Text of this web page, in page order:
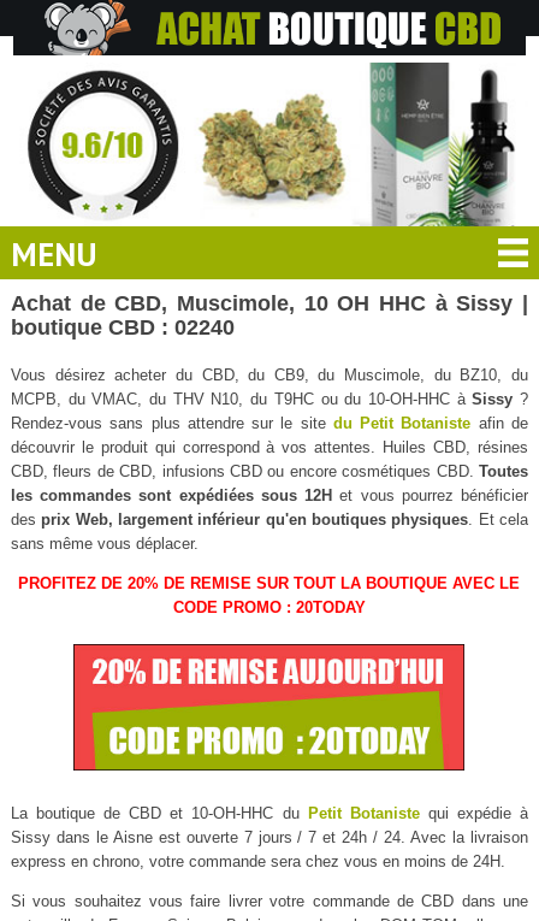
MENU
Achat de CBD, Muscimole, 10 OH HHC à Sissy |
boutique CBD : 02240
Vous désirez acheter du CBD, du CB9, du Muscimole, du BZ10, du
MCPB, du VMAC, du THV N10, du T9HC ou du 10-OH-HHC àSissy ?
Rendez-vous sans plus attendre sur le site du Petit Botaniste afin de
découvrir le produit qui correspond à vos attentes. Huiles CBD, résines
CBD, fleurs de CBD, infusions CBD ou encore cosmétiques CBD.Toutes
les commandes sont expédiées sous 12H et vous pourrez bénéficier
des prix Web, largement inférieur qu'en boutiques physiques . Et cela
sans même vous déplacer.
PROFITEZ DE 20% DE REMISE SUR TOUT LA BOUTIQUE AVEC LE
CODE PROMO : 20TODAY
La boutique de CBD et 10-OH-HHC du Petit Botanistequi expédie à
Sissy dans le Aisne est ouverte 7 jours / 7 et 24h / 24. Avec la livraison
express en chrono, votre commande sera chez vous en moins de 24H.
Si vous souhaitez vous faire livrer votre commande de CBD dans une